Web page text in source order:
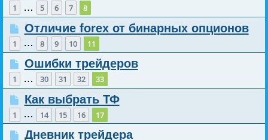
1 … 5 6 7 8
Отличие forex от бинарных опционов
1 … 8 9 10 11
Ошибки трейдеров
1 … 30 31 32 33
Как выбрать ТФ
1 … 14 15 16 17
Дневник трейдера